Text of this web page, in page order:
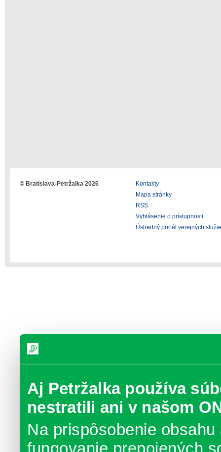
Aj Petržalka používa
nestratili ani v našom
Na prispôsobenie
© Bratislava-Petržalka 2026
Kontakty
Mapa stránky
RSS
Vyhlásenie o prístupnosti
Ústredný portál verejných